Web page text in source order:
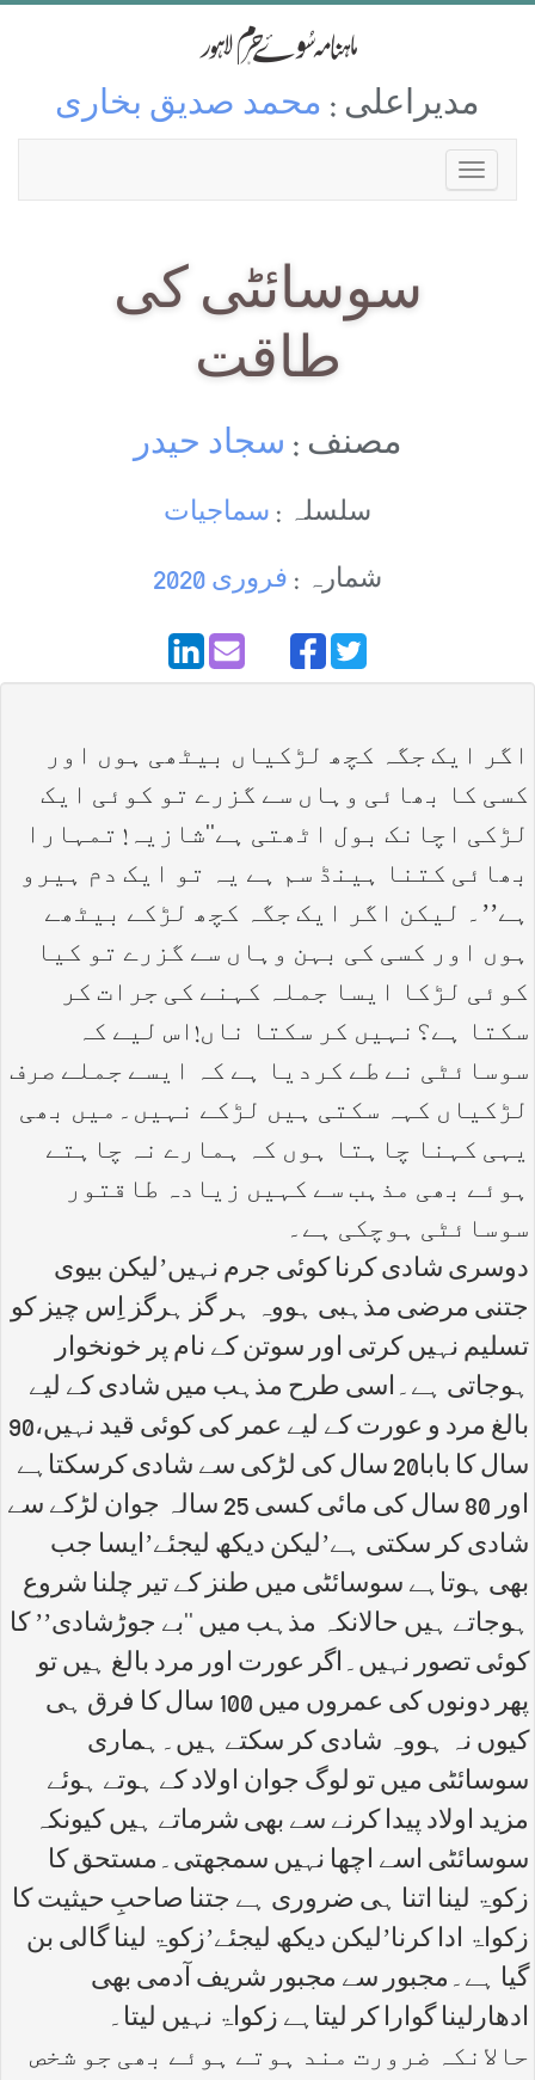
مدیراعلی : محمد صدیق بخاری
سوسائٹی کی
طاقت
مصنف : سجاد حیدر
سلسلہ : سماجیات
شمارہ : فروری 2020
اگر ایک جگہ کچھ لڑکیاں بیٹھی ہوں اور
کسی کا بھائی وہاں سے گزرے تو کوئی ایک
لڑکی اچانک بول اٹھتی ہے‘‘شازیہ! تمہارا
بھائی کتنا ہینڈ سم ہے یہ تو ایک دم ہیرو
ہے’’۔ لیکن اگر ایک جگہ کچھ لڑکے بیٹھے
ہوں اور کسی کی بہن وہاں سے گزرے تو کیا
کوئی لڑکا ایسا جملہ کہنے کی جرات کر
سکتا ہے؟نہیں کر سکتا ناں!اس لیے کہ
سوسائٹی نے طے کردیا ہے کہ ایسے جملے صرف
لڑکیاں کہہ سکتی ہیں لڑکے نہیں۔میں بھی
یہی کہنا چاہتا ہوں کہ ہمارے نہ چاہتے
ہوئے بھی مذہب سے کہیں زیادہ طاقتور
سوسائٹی ہوچکی ہے۔
دوسری شادی کرنا کوئی جرم نہیں’لیکن بیوی
جتنی مرضی مذہبی ہووہ ہر گز ہرگز اِس چیز کو
تسلیم نہیں کرتی اور سوتن کے نام پر خونخوار
ہوجاتی ہے۔اسی طرح مذہب میں شادی کے لیے
بالغ مرد و عورت کے لیے عمر کی کوئی قید نہیں،90
سال کا بابا20 سال کی لڑکی سے شادی کرسکتاہے
اور 80 سال کی مائی کسی 25 سالہ جوان لڑکے سے
شادی کر سکتی ہے’لیکن دیکھ لیجئے’ایسا جب
بھی ہوتاہے سوسائٹی میں طنز کے تیر چلنا شروع
ہوجاتے ہیں حالانکہ مذہب میں ‘‘بے جوڑشادی’’ کا
کوئی تصور نہیں۔اگر عورت اور مرد بالغ ہیں تو
پھر دونوں کی عمروں میں 100 سال کا فرق ہی
کیوں نہ ہووہ شادی کر سکتے ہیں۔ہماری
سوسائٹی میں تو لوگ جوان اولاد کے ہوتے ہوئے
مزید اولاد پیدا کرنے سے بھی شرماتے ہیں کیونکہ
سوسائٹی اسے اچھا نہیں سمجھتی۔مستحق کا
زکوۃ لینا اتنا ہی ضروری ہے جتنا صاحبِ حیثیت کا
زکواۃ ادا کرنا’لیکن دیکھ لیجئے’زکوۃ لینا گالی بن
گیا ہے۔مجبور سے مجبور شریف آدمی بھی
ادھارلینا گوارا کر لیتاہے زکواۃ نہیں لیتا۔
حالانکہ ضرورت مند ہوتے ہوئے بھی جو شخص